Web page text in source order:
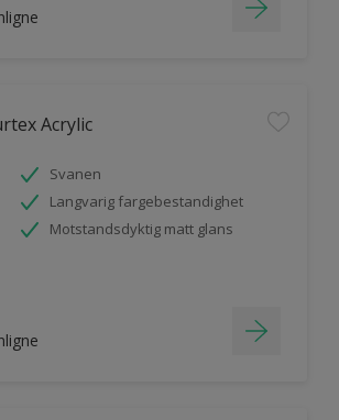
Acrylic
Svanen
Langvarig fargebestandighet
Motstandsdyktig matt glans